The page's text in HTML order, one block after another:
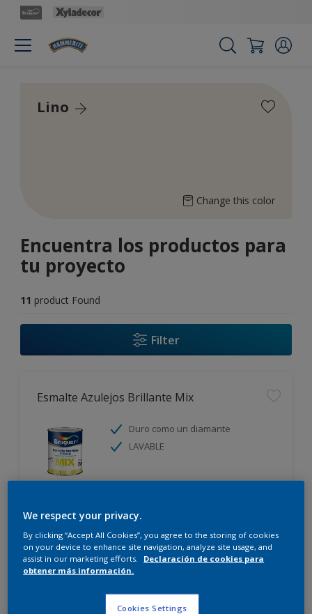
Lino
Change this color
Encuentra los productos para
tu proyecto
11 product Found
Filter
Esmalte Azulejos Brillante Mix
Duro como un diamante
LAVABLE
Comparar
Esmalte Acrylic Brillante Mix
We respect your privacy.
By clicking “Accept All Cookies”, you agree to the storing of cookies
on your device to enhance site navigation, analyze site usage, and
assist in our marketing efforts.
Declaración de cookies para
obtener más información.
Cookies Settings